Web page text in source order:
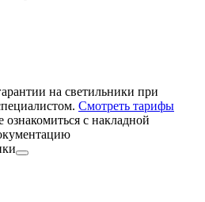
на светильники при
Смотреть тарифы
с накладной